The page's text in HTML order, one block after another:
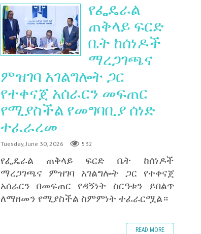
የፌዴራል
ጠቅላይ ፍርድ
ቤት ከሰነዶች
ማረጋገጫና
ምዝገባ አገልግሎት ጋር
የተቀናጀ አሰራርን መፍጠር
የሚያስችል የመግባቢያ ሰነድ
ተፈራረመ
Tuesday, June 30, 2026 532
‎የፌዴራል ጠቅላይ ፍርድ ቤት ከሰነዶች
ማረጋገጫና ምዝገባ አገልግሎት ጋር የተቀናጀ
አሰራርን በመፍጠር የዳኝነት ስርዓቱን ይበልጥ
ለማዘመን የሚያስችል ስምምነት ተፈራርሟል።
READ MORE